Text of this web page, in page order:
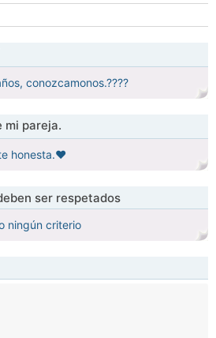
conozcamonos.????
mi pareja.
honesta.❤
ser respetados
ningún criterio